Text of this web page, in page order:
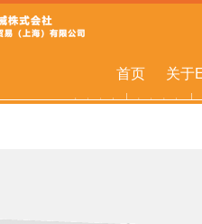
首页 关于